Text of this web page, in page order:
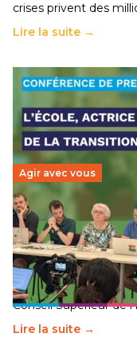
crises privent des
Lire la suite →
Agir avec vous
Transition
Éducation fait
30 juin 2026-National
Pendant plusieurs
travaillé sur la
Conseil Supérieur de
Lire la suite →